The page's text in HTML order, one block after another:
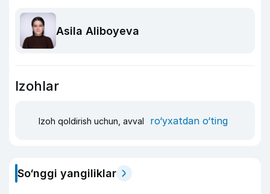
Asila Aliboyeva
Izohlar
Izoh qoldirish uchun, avval ro‘yxatdan o‘ting
So‘nggi yangiliklar